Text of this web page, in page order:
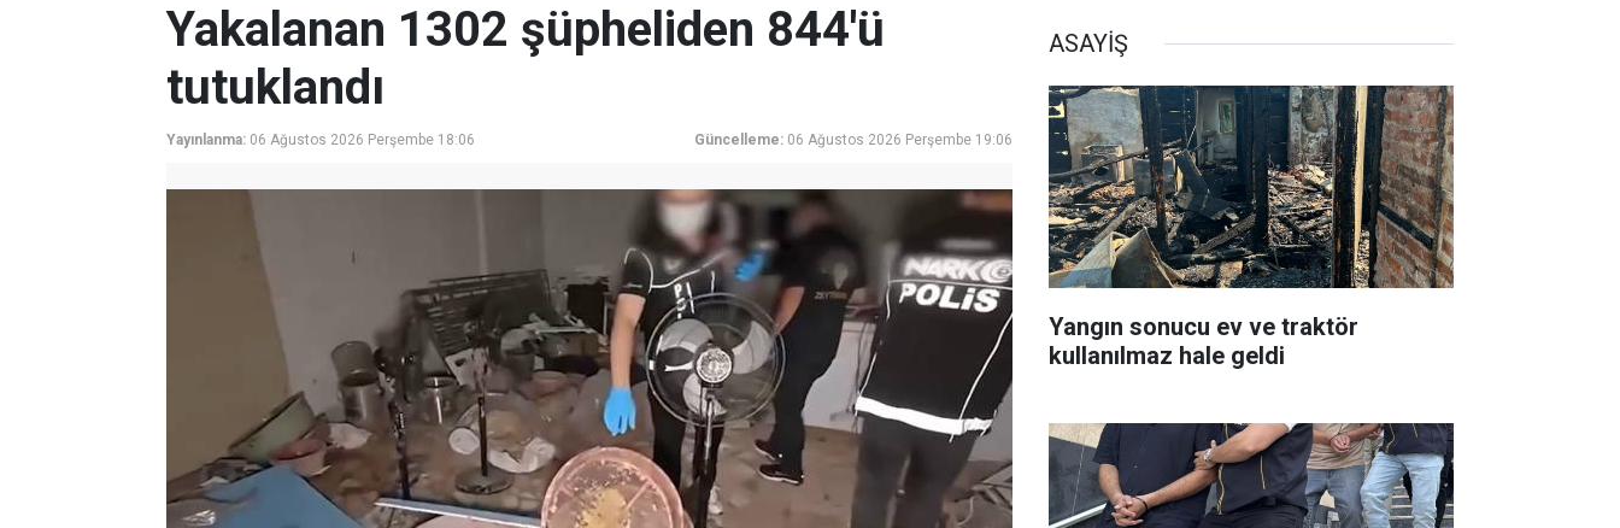
Yakalanan 1302 şüpheliden 844'ü
tutuklandı
Yayınlanma: 06 Ağustos 2026 Perşembe 18:06 Güncelleme: 06 Ağustos 2026 Perşembe 19:06
ASAYİŞ
Yangın sonucu ev ve traktör
kullanılmaz hale geldi